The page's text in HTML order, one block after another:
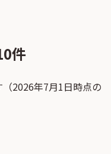
件
2026年7月1日時点の